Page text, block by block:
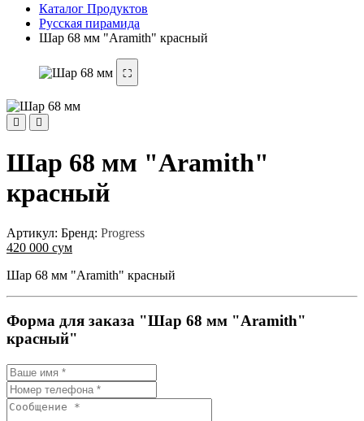
Каталог Продуктов
Русская пирамида
Шар 68 мм "Aramith" красный
⛶
Шар 68 мм "Aramith"
красный
Артикул: Бренд: Progress
420 000 сум
Шар 68 мм "Aramith" красный
Форма для заказа "Шар 68 мм "Aramith"
красный"